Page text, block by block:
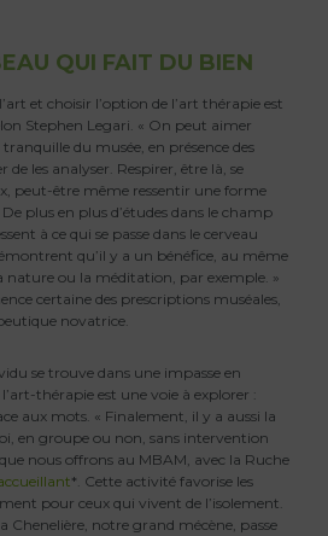
QUI FAIT DU BIEN
et choisir l’option de l’art thérapie est
Stephen Legari. « On peut aimer
du musée, en présence des
les analyser. Respirer, être là, se
peut-être même ressentir une forme
plus en plus d’études dans le champ
à ce qui se passe dans le cerveau
qu’il y a un bénéfice, au même
nature ou la méditation, par exemple. »
certaine des prescriptions muséales,
novatrice.
se trouve dans une impasse en
thérapie est une voie à explorer :
aux mots. « Finalement, il y a aussi la
en groupe ou non, sans intervention
nous offrons au MBAM, avec la Ruche
*. Cette activité favorise les
pour ceux qui vivent de l’isolement.
Chenelière, notre grand mécène, passe